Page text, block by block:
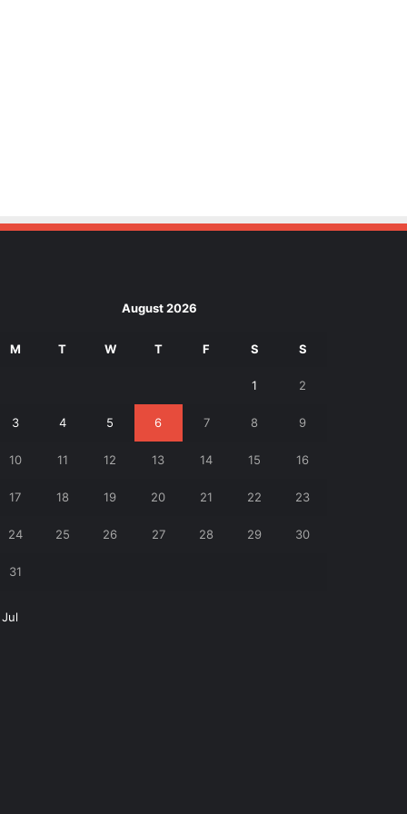
August 2026
M T W T F S S
1 2
3 4 5 6 7 8 9
10 11 12 13 14 15 16
17 18 19 20 21 22 23
24 25 26 27 28 29 30
31
Jul